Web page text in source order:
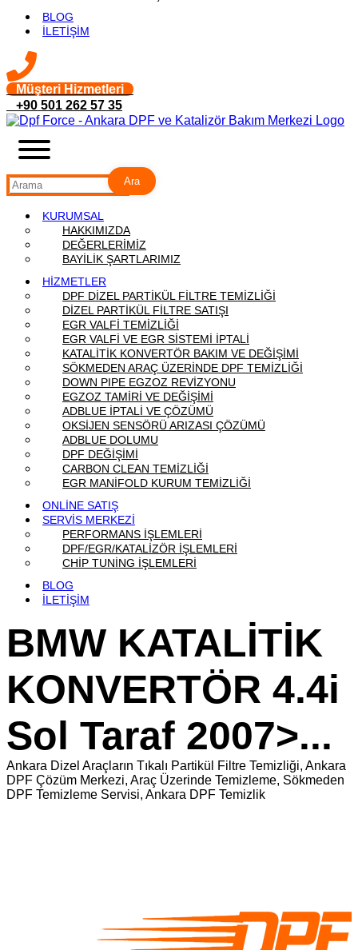
BLOG
İLETİŞİM
Müşteri Hizmetleri
+90 501 262 57 35
Ara
KURUMSAL
HAKKIMIZDA
DEĞERLERİMİZ
BAYİLİK ŞARTLARIMIZ
HİZMETLER
DPF DİZEL PARTİKÜL FİLTRE TEMİZLİĞİ
DİZEL PARTİKÜL FİLTRE SATIŞI
EGR VALFİ TEMİZLİĞİ
EGR VALFİ VE EGR SİSTEMİ İPTALİ
KATALİTİK KONVERTÖR BAKIM VE DEĞİŞİMİ
SÖKMEDEN ARAÇ ÜZERİNDE DPF TEMİZLİĞİ
DOWN PIPE EGZOZ REVİZYONU
EGZOZ TAMİRİ VE DEĞİŞİMİ
ADBLUE İPTALİ VE ÇÖZÜMÜ
OKSİJEN SENSÖRÜ ARIZASI ÇÖZÜMÜ
ADBLUE DOLUMU
DPF DEĞİŞİMİ
CARBON CLEAN TEMİZLİĞİ
EGR MANİFOLD KURUM TEMİZLİĞİ
ONLİNE SATIŞ
SERVİS MERKEZİ
PERFORMANS İŞLEMLERİ
DPF/EGR/KATALİZÖR İŞLEMLERİ
CHİP TUNİNG İŞLEMLERİ
BLOG
İLETİŞİM
BMW KATALİTİK
KONVERTÖR 4.4i
Sol Taraf 2007>...
Ankara Dizel Araçların Tıkalı Partikül Filtre Temizliği, Ankara
DPF Çözüm Merkezi, Araç Üzerinde Temizleme, Sökmeden
DPF Temizleme Servisi, Ankara DPF Temizlik